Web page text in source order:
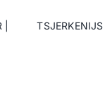
TSJERKENIJS |